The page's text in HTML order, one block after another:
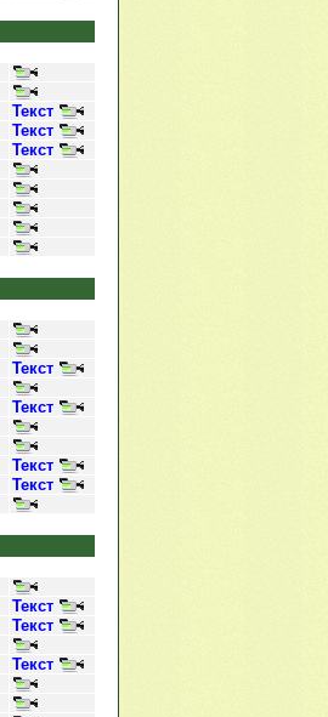
Текст
Текст
Текст
Текст
Текст
Текст
Текст
Текст
Текст
Текст